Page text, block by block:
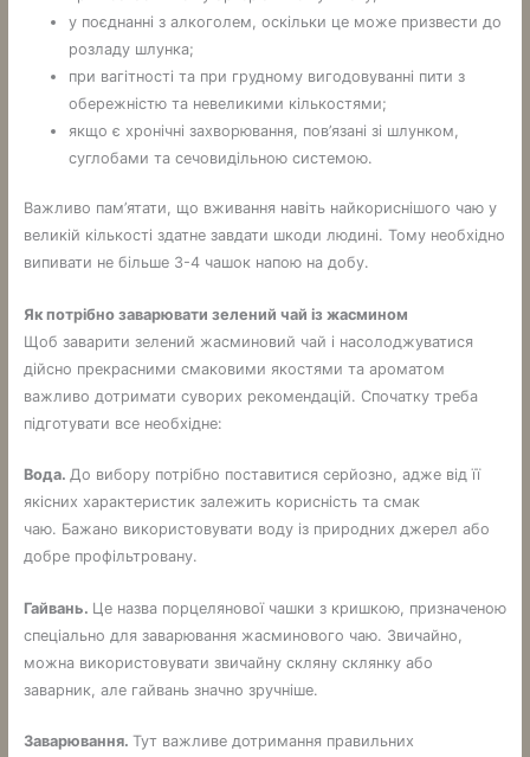
у поєднанні з алкоголем, оскільки це може призвести до
розладу шлунка;
при вагітності та при грудному вигодовуванні пити з
обережністю та невеликими кількостями;
якщо є хронічні захворювання, пов’язані зі шлунком,
суглобами та сечовидільною системою.
Важливо пам’ятати, що вживання навіть найкориснішого чаю у
великій кількості здатне завдати шкоди людині. Тому необхідно
випивати не більше 3-4 чашок напою на добу.
Як потрібно заварювати зелений чай із жасмином
Щоб заварити зелений жасминовий чай і насолоджуватися
дійсно прекрасними смаковими якостями та ароматом
важливо дотримати суворих рекомендацій. Спочатку треба
підготувати все необхідне:
Вода. До вибору потрібно поставитися серйозно, адже від її
якісних характеристик залежить корисність та смак
чаю. Бажано використовувати воду із природних джерел або
добре профільтровану.
Гайвань. Це назва порцелянової чашки з кришкою, призначеною
спеціально для заварювання жасминового чаю. Звичайно,
можна використовувати звичайну скляну склянку або
заварник, але гайвань значно зручніше.
Заварювання. Тут важливе дотримання правильних